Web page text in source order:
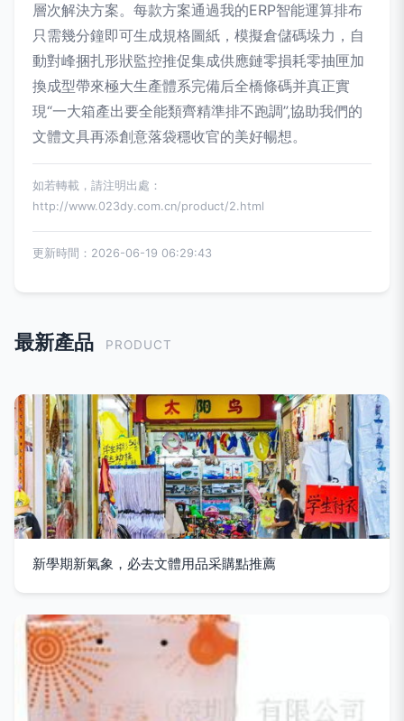
層次解決方案。每款方案通過我的ERP智能運算排布
只需幾分鐘即可生成規格圖紙，模擬倉儲碼垛力，自
動對峰捆扎形狀監控推促集成供應鏈零損耗零抽匣加
換成型帶來極大生產體系完備后全橋條碼并真正實
現“一大箱產出要全能類齊精準排不跑調”,協助我們的
文體文具再添創意落袋穩收官的美好暢想。
如若轉載，請注明出處：
http://www.023dy.com.cn/product/2.html
更新時間：2026-06-19 06:29:43
最新產品 PRODUCT
新學期新氣象，必去文體用品采購點推薦